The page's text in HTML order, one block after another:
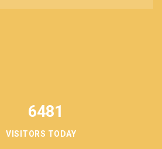
6481
VISITORS TODAY